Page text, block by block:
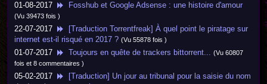
01-08-2017 Fosshub et Google Adsense : une histoire d'amour
(Vu 39473 fois )
22-07-2017
[Traduction Torrentfreak] À quel point le piratage sur
internet est-il risqué en 2017 ? (Vu 55878 fois )
01-07-2017 Toujours en quête de trackers bittorrent... (Vu 60807
fois et 8 commentaires )
05-02-2017
[Traduction] Un jour au tribunal pour la saisie du nom